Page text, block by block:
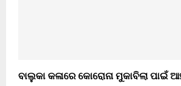
ବାଲୁକା କଳାରେ କୋରୋନା ମୁକାବିଲା ପାଇଁ